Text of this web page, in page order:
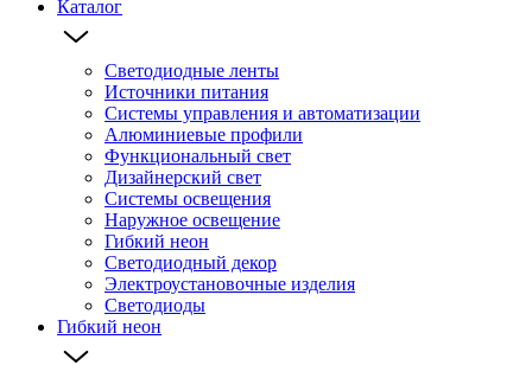
Каталог
Светодиодные ленты
Источники питания
Системы управления и автоматизации
Алюминиевые профили
Функциональный свет
Дизайнерский свет
Системы освещения
Наружное освещение
Гибкий неон
Светодиодный декор
Электроустановочные изделия
Светодиоды
Гибкий неон